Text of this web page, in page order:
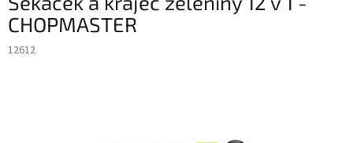
CHOPMASTER
12612